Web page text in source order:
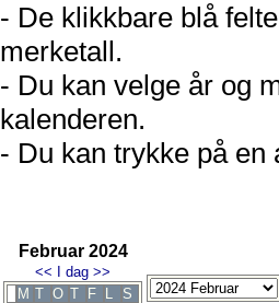
- De klikkbare blå
merketall.
- Du kan velge år og
kalenderen.
- Du kan trykke på en
Februar 2024
<< I dag >>
M T O T F L
S